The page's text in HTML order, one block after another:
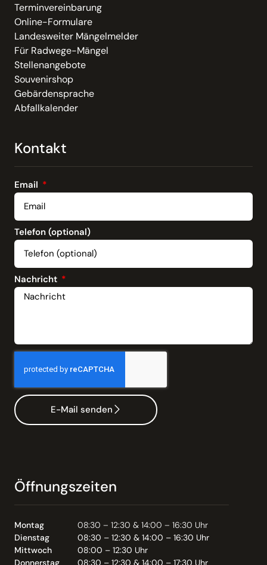
Terminvereinbarung
Online-Formulare
Landesweiter Mängelmelder
Für Radwege-Mängel
Stellenangebote
Souvenirshop
Gebärdensprache
Abfallkalender
Kontakt
Email
Telefon (optional)
Nachricht
E-Mail senden
Öffnungszeiten
Montag
08:30 – 12:30 & 14:00 – 16:30 Uhr
Dienstag
08:30 – 12:30 & 14:00 – 16:30 Uhr
Mittwoch
08:00 – 12:30 Uhr
Donnerstag
08:30 – 12:30 & 14:00 – 17:30 Uhr